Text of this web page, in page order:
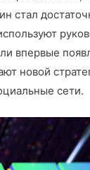
стал
впервые
новой
сети.